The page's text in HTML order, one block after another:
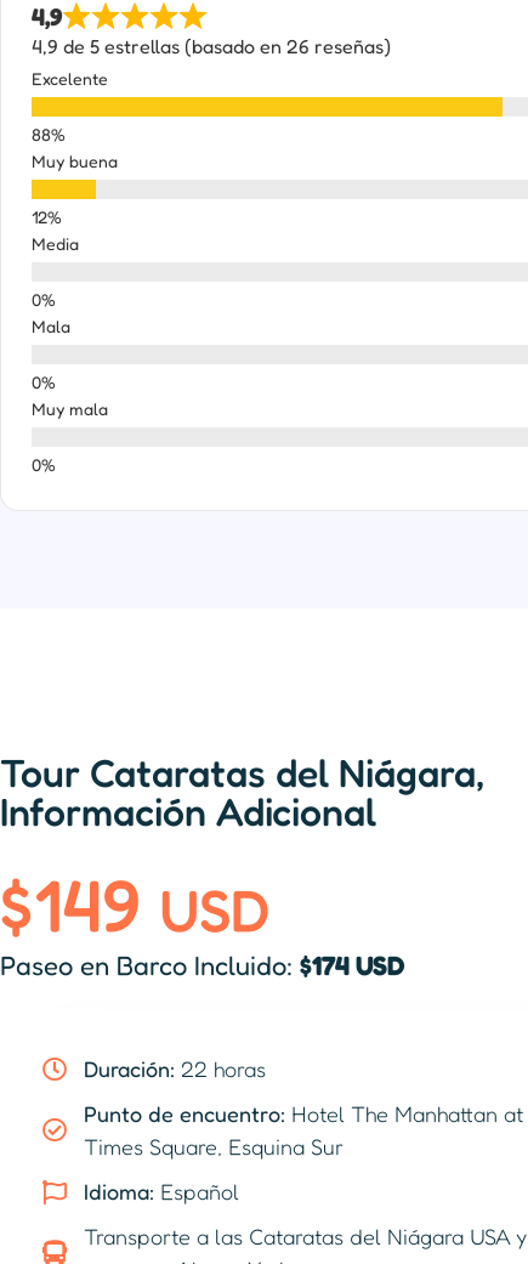
4,9
4,9 de 5 estrellas (basado en 26 reseñas)
Excelente
Muy buena
Media
Mala
Muy mala
Tour Cataratas del Niágara,
Información Adicional
$149 USD
Paseo en Barco Incluido: $174 USD
Duración: 22 horas
Punto de encuentro: Hotel The Manhattan at
Times Square, Esquina Sur
Idioma: Español
Transporte a las Cataratas del Niágara USA y